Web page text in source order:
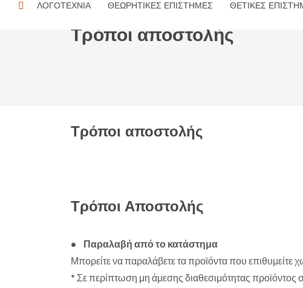
ΛΟΓΟΤΕΧΝΙΑ ΘΕΩΡΗΤΙΚΕΣ ΕΠΙΣΤΗΜΕΣ ΘΕΤΙΚΕΣ
Τρόποι αποστολής
Τρόποι αποστολής
Τρόποι Αποστολής
• Παραλαβή από το κατάστημα
Μπορείτε να παραλάβετε τα προϊόντα που
* Σε περίπτωση μη άμεσης διαθεσιμότητας προϊόντος